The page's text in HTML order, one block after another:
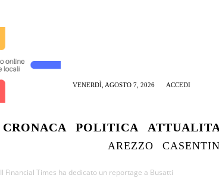
VENERDÌ, AGOSTO 7, 2026 ACCEDI
CRONACA POLITICA
AREZZO
Il Financial Times ha dedicato un reportage a Busatti